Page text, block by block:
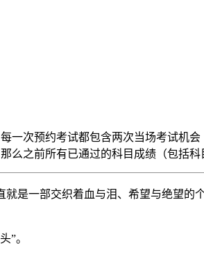
每一次预约考试都包含两次当场考试机
么之前所有已通过的科目成绩（包括
是一部交织着血与泪、希望与绝望
”。